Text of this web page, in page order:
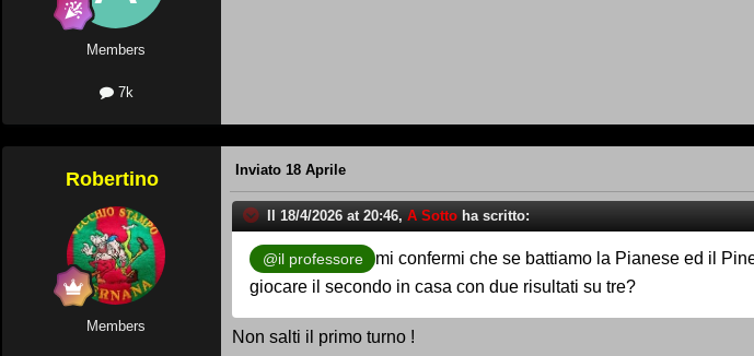
Members
7k
Robertino
Members
Inviato 18 Aprile
Il 18/4/2026 at 20:46, A Sotto ha scritto:
@il professore
mi confermi che se battiamo la Pianese ed il
giocare il secondo in casa con due risultati su tre?
Non salti il primo turno !